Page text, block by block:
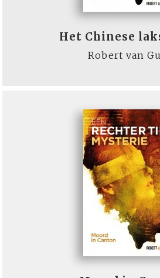
Het Chinese
Robert van